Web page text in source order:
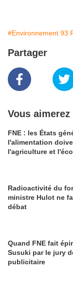
#Environnement 93
Partager
Vous aimerez
FNE : les États
l'alimentation
l'agriculture et
Radioactivité du
ministre Hulot ne
débat
Quand FNE fait
Susuki par le jury
publicitaire